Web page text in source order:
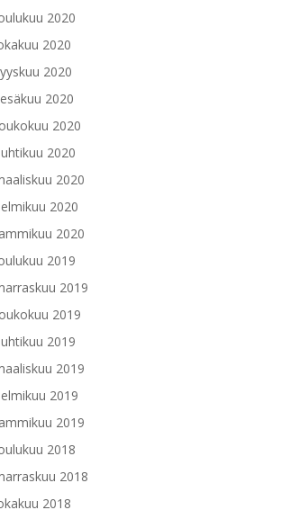
2020
2020
2020
2020
2020
2020
2020
2020
2020
2019
2019
2019
2019
2019
2019
2019
2018
2018
2018